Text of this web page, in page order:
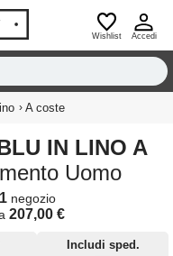
Wishlist Accedi
› A coste
Uomo
1 negozio
207,00 €
Includi sped.